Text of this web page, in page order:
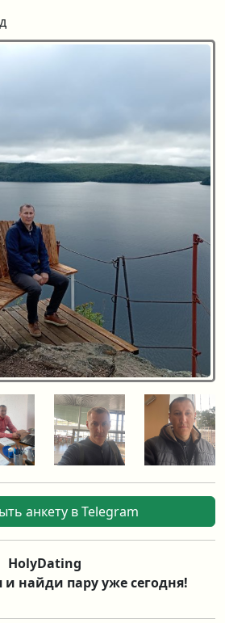
анкету в Telegram
HolyDating
и найди пару уже сегодня!